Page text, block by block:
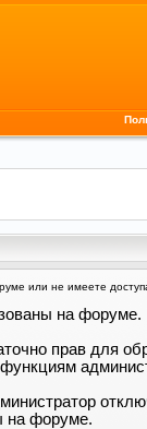
или не имеете
на форуме.
прав для
на форуме.